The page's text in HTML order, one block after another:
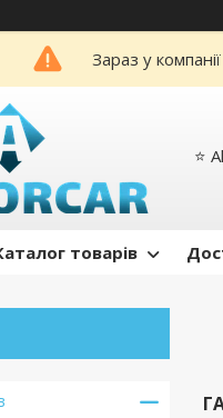
Зараз у
⭐️
товарів